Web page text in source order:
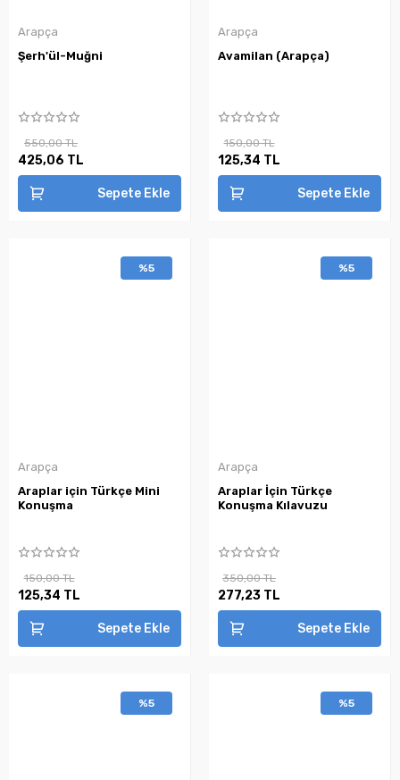
Arapça
Şerh'ül-Muğni
550,00 TL
425,06 TL
Sepete Ekle
Arapça
Avamilan (Arapça)
150,00 TL
125,34 TL
Sepete Ekle
%5
Arapça
Araplar için Türkçe Mini
Konuşma
150,00 TL
125,34 TL
Sepete Ekle
%5
Arapça
Araplar İçin Türkçe
Konuşma Kılavuzu
350,00 TL
277,23 TL
Sepete Ekle
%5 %5